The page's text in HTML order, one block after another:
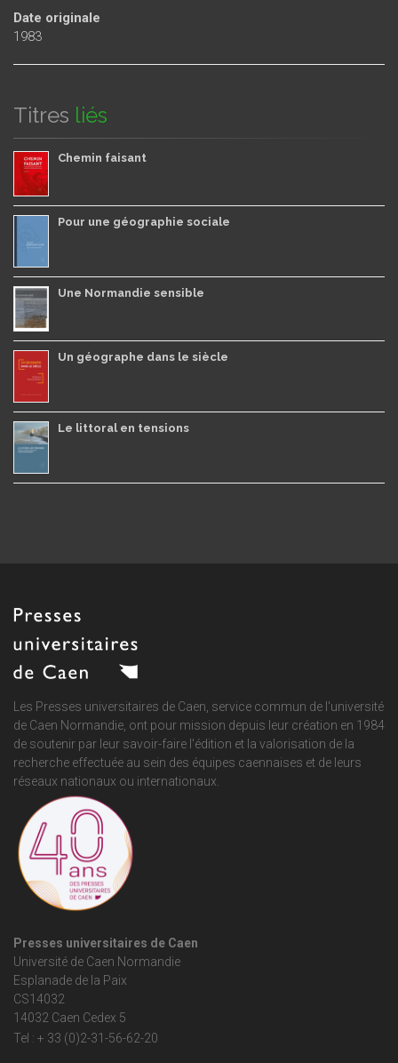
Date originale
1983
Titres liés
Chemin faisant
Pour une géographie sociale
Une Normandie sensible
Un géographe dans le siècle
Le littoral en tensions
Les Presses universitaires de Caen, service commun de l'université
de Caen Normandie, ont pour mission depuis leur création en 1984
de soutenir par leur savoir-faire l'édition et la valorisation de la
recherche effectuée au sein des équipes caennaises et de leurs
réseaux nationaux ou internationaux.
Presses universitaires de Caen
Université de Caen Normandie
Esplanade de la Paix
CS14032
14032 Caen Cedex 5
Tel : + 33 (0)2-31-56-62-20